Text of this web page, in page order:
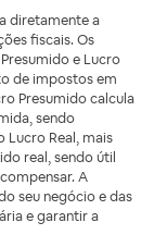
diretamente a
fiscais. Os
e Lucro
de impostos em
Presumido calcula
sendo
Lucro Real, mais
real, sendo útil
A
seu negócio e das
e garantir a